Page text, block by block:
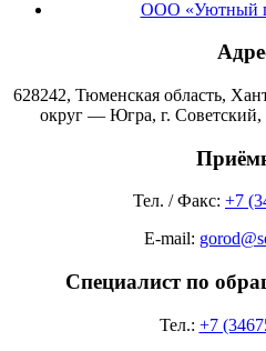
ООО «Уютный
628242, Тюменская область,
округ — Югра, г. Советский,
Тел. / Факс: +7
E-mail:
Специалист по
Тел.: +7